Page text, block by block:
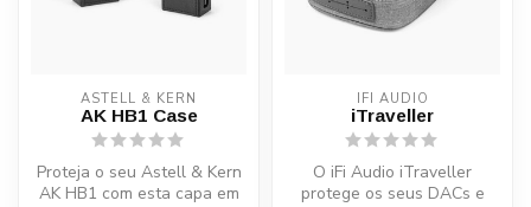
ASTELL & KERN
AK HB1 Case
Proteja o seu Astell & Kern
AK HB1 com esta capa em
IFI AUDIO
iTraveller
O iFi Audio iTraveller
protege os seus DACs e